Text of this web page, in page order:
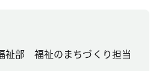
部 福祉のまちづくり担当